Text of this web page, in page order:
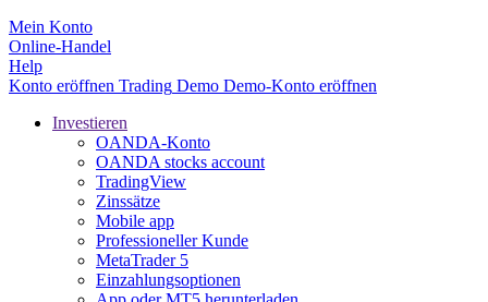
Mein Konto
Online-Handel
Help
Konto eröffnen Trading Demo Demo-Konto eröffnen
Investieren
OANDA-Konto
OANDA stocks account
TradingView
Zinssätze
Mobile app
Professioneller Kunde
MetaTrader 5
Einzahlungsoptionen